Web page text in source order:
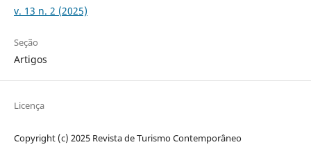
v. 13 n. 2 (2025)
Seção
Artigos
Licença
Copyright (c) 2025 Revista de Turismo Contemporâneo